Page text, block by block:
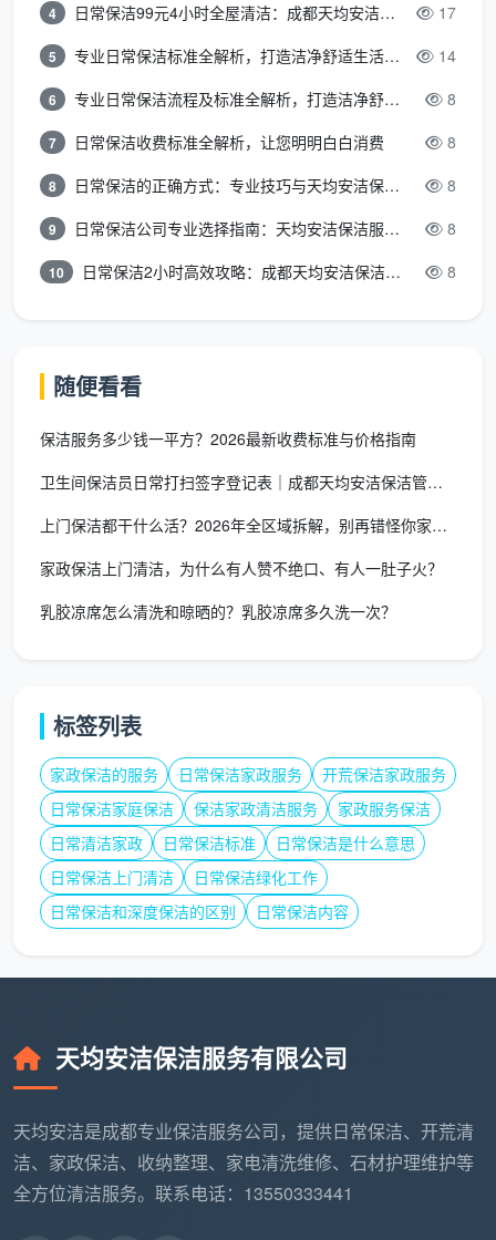
包季服务优惠 （每季度12次）：
基础日常保洁：85元/小时（85折优惠）
标准日常保洁：102元/小时（85折优惠）
精细日常保洁：127.5元/小时（85折优惠）
基础日常保洁：80元/小时（8折优惠）
精细日常保洁：120元/小时（8折优惠）
地理位置与服务时间的影响
日常保洁多少钱一个小时在成都不同区域有所差
标准价格：120元/小时
交通便利，响应速度快
服务团队密集，调度灵活
高新区与天府新区：
标准价格：125元/小时
近郊区县（双流、温江、郫都、龙泉驿、新都）：
交通成本较低
4 日常保洁99元4小时全屋清洁：成都天均安洁保洁超值服务全解析 17
5 专业日常保洁标准全解析，打造洁净舒适生活空间 14
6 专业日常保洁流程及标准全解析，打造洁净舒适环境 8
7 日常保洁收费标准全解析，让您明明白白消费 8
8 日常保洁的正确方式：专业技巧与天均安洁保洁服务全解析 8
9 日常保洁公司专业选择指南：天均安洁保洁服务全解析 8
10 日常保洁2小时高效攻略：成都天均安洁保洁专业时间管理方案 8
随便看看
保洁服务多少钱一平方？2026最新收费标准与价格指南
卫生间保洁员日常打扫签字登记表｜成都天均安洁保洁管理升级方案
上门保洁都干什么活？2026年全区域拆解，别再错怪你家的保洁
家政保洁上门清洁，为什么有人赞不绝口、有人一肚子火？
乳胶凉席怎么清洗和晾晒的？乳胶凉席多久洗一次？
标签列表
家政保洁的服务 日常保洁家政服务
开荒保洁家政服务
日常保洁家庭保洁
保洁家政清洁服务
家政服务保洁
日常清洁家政
日常保洁标准
日常保洁是什么意思
日常保洁上门清洁
日常保洁绿化工作
日常保洁和深度保洁的区别
日常保洁内容
天均安洁保洁服务有限公司
天均安洁是成都专业保洁服务公司，提供日常保洁、开荒清
洁、家政保洁、收纳整理、家电清洗维修、石材护理维护等
全方位清洁服务。联系电话：13550333441